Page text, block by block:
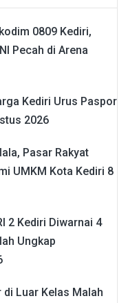
0809 Kediri,
Pecah di Arena
Kediri Urus Paspor
2026
Pasar Rakyat
UMKM Kota Kediri 8
2 Kediri Diwarnai 4
Ungkap
di Luar Kelas Malah